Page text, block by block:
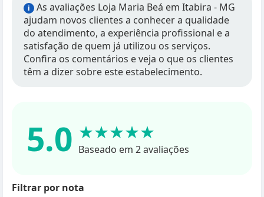
i
As avaliações Loja Maria Beá em Itabira - MG
ajudam novos clientes a conhecer a qualidade
do atendimento, a experiência profissional e a
satisfação de quem já utilizou os serviços.
Confira os comentários e veja o que os clientes
têm a dizer sobre este estabelecimento.
5.0 ★★★★★
Baseado em 2 avaliações
Filtrar por nota